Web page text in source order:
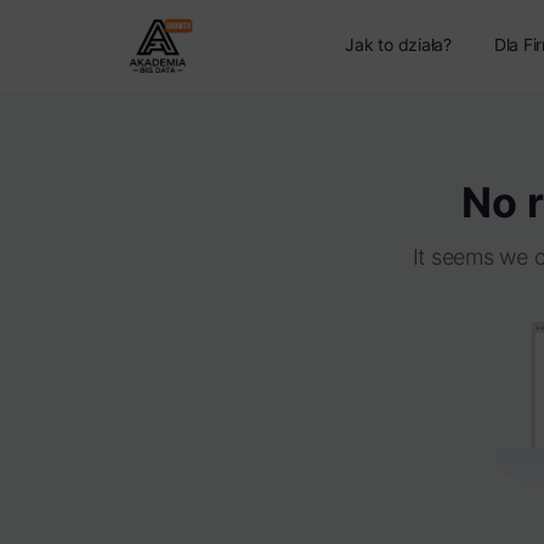
Jak to działa? Dla
No
It seems we